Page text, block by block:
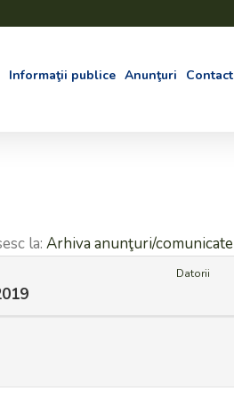
Informaţii publice Anunţuri Contact